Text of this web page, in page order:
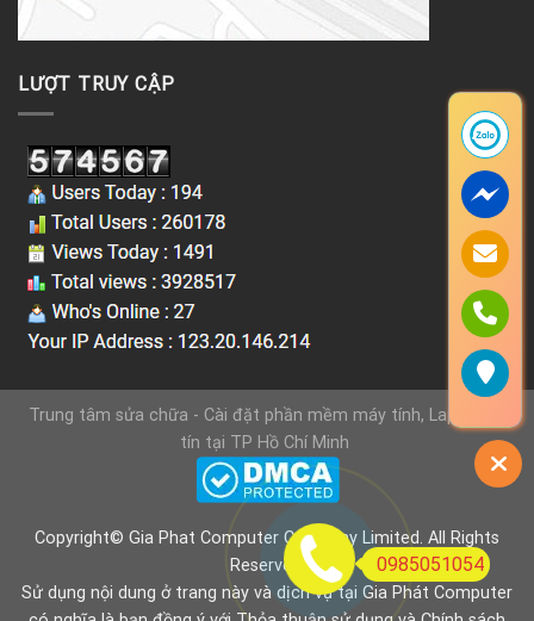
LƯỢT TRUY CẬP
Trung tâm sửa chữa - Cài đặt phần mềm máy tính, Laptop uy
tín tại TP Hồ Chí Minh
Copyright© Gia Phat Computer Company Limited. All Rights
Reserved.
Sử dụng nội dung ở trang này và dịch vụ tại Gia Phát Computer
0985051054